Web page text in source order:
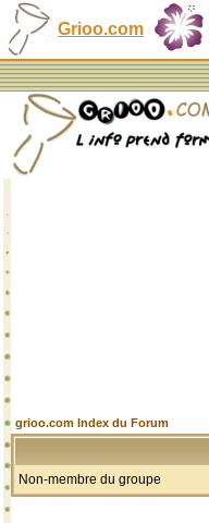
Grioo.com
grioo.com Index du Forum
Non-membre du groupe